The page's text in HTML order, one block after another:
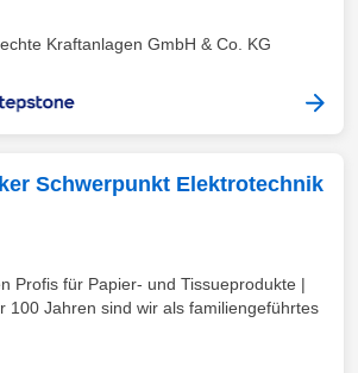
Kraftanlagen GmbH & Co. KG
Schwerpunkt Elektrotechnik
Profis für Papier- und Tissueprodukte |
100 Jahren sind wir als familiengeführtes